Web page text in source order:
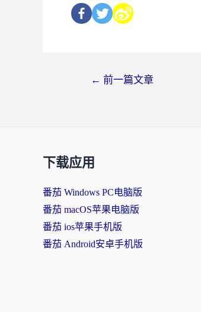
← 前一篇文章
下载应用
番茄 Windows PC电脑版
番茄 macOS苹果电脑版
番茄 ios苹果手机版
番茄 Android安卓手机版